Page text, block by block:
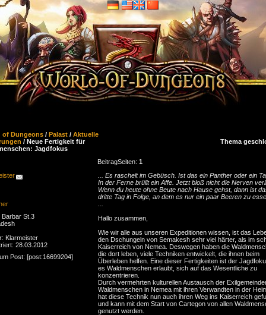
of Dungeons / Palast / Aktuelle
/ Neue Fertigkeit für
Jagdfokus
Thema
BeitragSeiten: 1
Barbar St.3
Klarmeister
28.03.2012
Post: [post:16699204]
... Es raschelt im Gebüsch. Ist das ein Panther oder ein
In der Ferne brüllt ein Affe. Jetzt bloß nicht die Nerven
Wenn du heute ohne Beute nach Hause gehst, dann ist
dritte Tag in Folge, an dem es nur ein paar Beeren zu
Hallo zusammen,
Wie wir alle aus unseren Expeditionen wissen, ist das
den Dschungeln von Semakesh sehr viel härter, als im
Kaiserreich von Nemea. Deswegen haben die
die dort leben, viele Techniken entwickelt, die ihnen beim
Überleben helfen. Eine dieser Fertigkeiten ist der
es Waldmenschen erlaubt, sich auf das Wesentliche zu
konzentrieren.
Durch vermehrten kulturellen Austausch der
Waldmenschen in Nemea mit ihren Verwandten in der
hat diese Technik nun auch ihren Weg ins Kaiserreich
und kann mit dem Start von Cartegon von allen
genutzt werden.